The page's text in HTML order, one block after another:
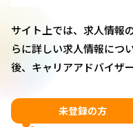
サイト上では、求人情報
らに詳しい求人情報につ
後、キャリアアドバイザ
未登録の方